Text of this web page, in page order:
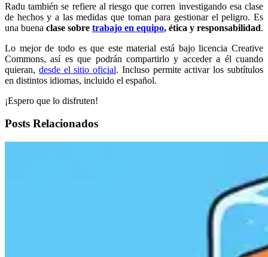
Radu también se refiere al riesgo que corren investigando esa clase
de hechos y a las medidas que toman para gestionar el peligro. Es
una buena clase sobre trabajo en equipo, ética y responsabilidad.
Lo mejor de todo es que este material está bajo licencia Creative
Commons, así es que podrán compartirlo y acceder a él cuando
quieran, desde el sitio oficial. Incluso permite activar los subtítulos
en distintos idiomas, incluido el español.
¡Espero que lo disfruten!
Posts Relacionados